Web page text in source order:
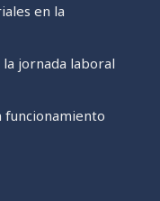
en la
jornada laboral
funcionamiento